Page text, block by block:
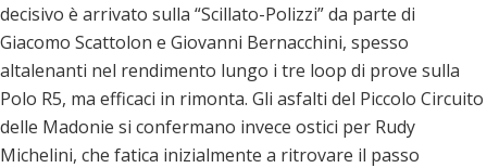
decisivo è arrivato sulla “Scillato-Polizzi” da parte di
Giacomo Scattolon e Giovanni Bernacchini, spesso
altalenanti nel rendimento lungo i tre loop di prove sulla
Polo R5, ma efficaci in rimonta. Gli asfalti del Piccolo Circuito
delle Madonie si confermano invece ostici per Rudy
Michelini, che fatica inizialmente a ritrovare il passo